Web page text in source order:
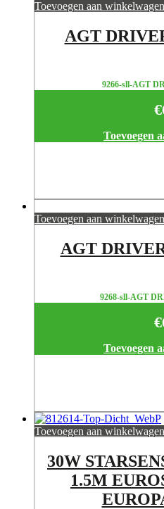
Toevoegen aan winkelwagen
AGT
9266-sll-AGT
€
Toevoegen
Toevoegen aan winkelwagen
AGT
9268-sll-AGT
€
Toevoegen
Toevoegen aan winkelwagen
30W
1.5M